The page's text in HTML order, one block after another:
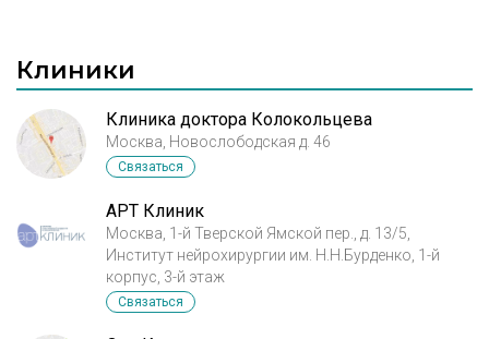
Клиники
Клиника доктора Колокольцева
Москва, Новослободская д. 46
Связаться
АРТ Клиник
Москва, 1-й Тверской Ямской пер., д. 13/5,
Институт нейрохирургии им. Н.Н.Бурденко, 1-й
корпус, 3-й этаж
Связаться